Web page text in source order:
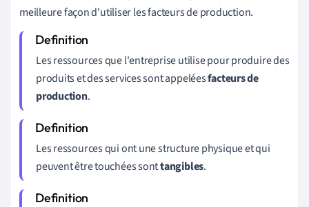
meilleure façon d'utiliser les facteurs de production.
Les ressources que l'entreprise utilise pour produire des
produits et des services sont appeléesfacteurs de
production.
Les ressources qui ont une structure physique et qui
peuvent être touchées sonttangibles.